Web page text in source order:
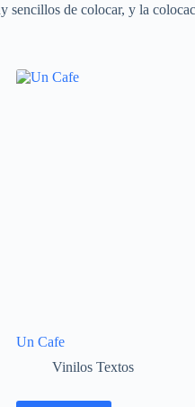
sencillos de colocar, y la
Un Cafe
Vinilos Textos